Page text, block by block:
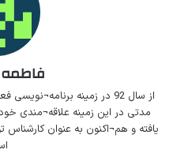
فاطمه
از سال 92 در زمینه
یافته و هم¬اکنون به عنوان